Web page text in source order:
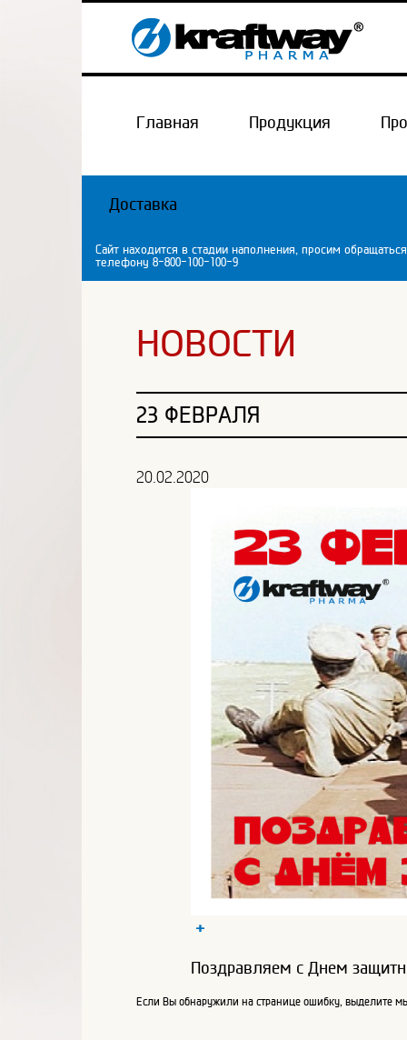
Главная Продукция
Доставка
Сайт находится в стадии наполнения, просим
телефону 8-800-100-100-9
НОВОСТИ
23 ФЕВРАЛЯ
20.02.2020
+
Поздравляем с Днем
Если Вы обнаружили на странице ошибку, выделите